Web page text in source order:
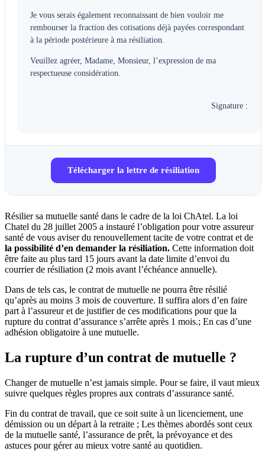
Je vous serais également reconnaissant de bien vouloir me
rembourser la fraction des cotisations déjà payées correspondant
à la période postérieure à ma résiliation.
Veuillez agréer, Madame, Monsieur, l’expression de ma
respectueuse considération.
Signature :
Télécharger la lettre de résiliation
Résilier sa mutuelle santé dans le cadre de la loi ChAtel. La loi
Chatel du 28 juillet 2005 a instauré l’obligation pour votre assureur
santé de vous aviser du renouvellement tacite de votre contrat et de
la possibilité d’en demander la résiliation. Cette information doit
être faite au plus tard 15 jours avant la date limite d’envoi du
courrier de résiliation (2 mois avant l’échéance annuelle).
Dans de tels cas, le contrat de mutuelle ne pourra être résilié
qu’après au moins 3 mois de couverture. Il suffira alors d’en faire
part à l’assureur et de justifier de ces modifications pour que la
rupture du contrat d’assurance s’arrête après 1 mois.; En cas d’une
adhésion obligatoire à une mutuelle.
La rupture d’un contrat de mutuelle ?
Changer de mutuelle n’est jamais simple. Pour se faire, il vaut mieux
suivre quelques règles propres aux contrats d’assurance santé.
Fin du contrat de travail, que ce soit suite à un licenciement, une
démission ou un départ à la retraite ; Les thèmes abordés sont ceux
de la mutuelle santé, l’assurance de prêt, la prévoyance et des
astuces pour gérer au mieux votre santé au quotidien.